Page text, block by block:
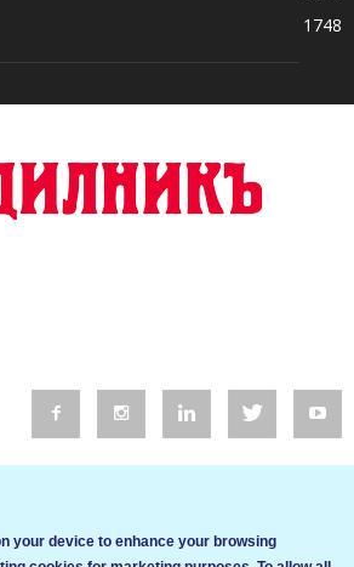
1748
your device to enhance your browsing